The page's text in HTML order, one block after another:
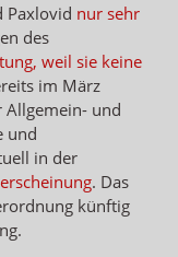
Paxlovid nur sehr
des
weil sie keine
im März
Allgemein- und
und
in der
. Das
künftig